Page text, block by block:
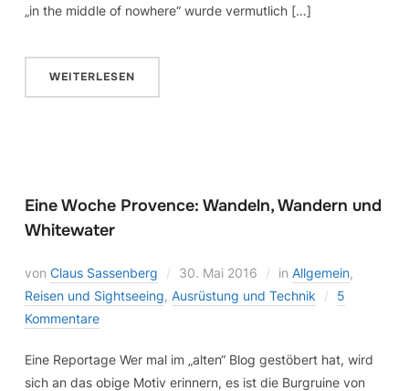
„in the middle of nowhere“ wurde vermutlich […]
WEITERLESEN
Eine Woche Provence: Wandeln, Wandern und
Whitewater
von Claus Sassenberg 30. Mai 2016 in Allgemein,
Reisen und Sightseeing, Ausrüstung und Technik
5
Kommentare
Eine Reportage Wer mal im „alten“ Blog gestöbert hat, wird
sich an das obige Motiv erinnern, es ist die Burgruine von